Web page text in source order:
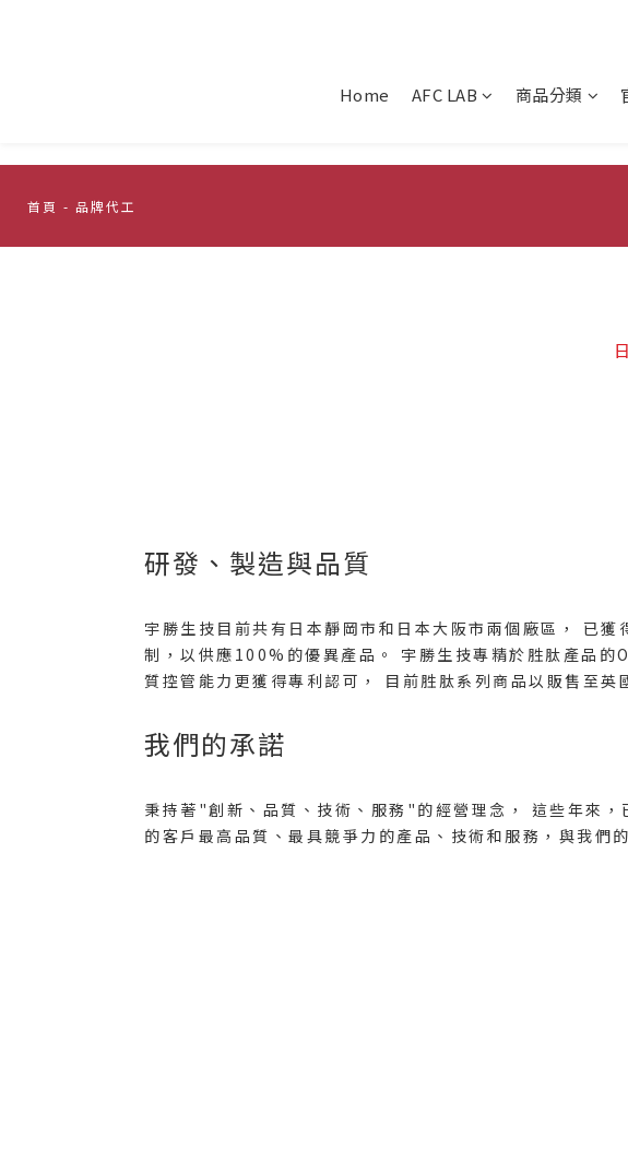
Home AFC LAB 商品分類
首頁 - 品牌代工
研發、製造與品質
宇勝生技目前共有日本靜岡市和日本大阪市兩個廠區， 已
制，以供應100%的優異產品。 宇勝生技專精於胜肽產品的
質控管能力更獲得專利認可， 目前胜肽系列商品以販售至
我們的承諾
秉持著"創新、品質、技術、服務"的經營理念， 這些年來
的客戶最高品質、最具競爭力的產品、技術和服務，與我們